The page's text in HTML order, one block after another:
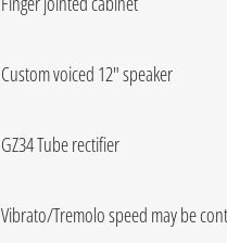
Custom voiced 12" speaker
GZ34 Tube rectifier
Vibrato/Tremolo speed may be